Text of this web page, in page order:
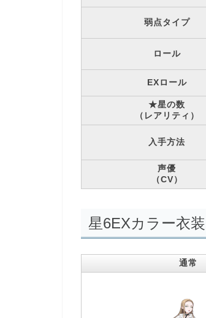
弱点タイプ
ロール
EXロール
★星の数
（レアリティ）
入手方法
声優
（CV）
星6EXカラー衣装
通常